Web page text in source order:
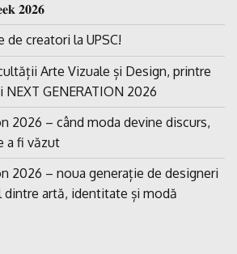
𝟐𝟎𝟐𝟔
creatori la UPSC!
Arte Vizuale și Design, printre
GENERATION 2026
2026 – când moda devine discurs,
a fi văzut
2026 – noua generație de designeri
artă, identitate și modă